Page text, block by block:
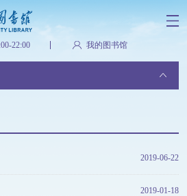
22:00 我的图书馆
2019-06-22
2019-01-18